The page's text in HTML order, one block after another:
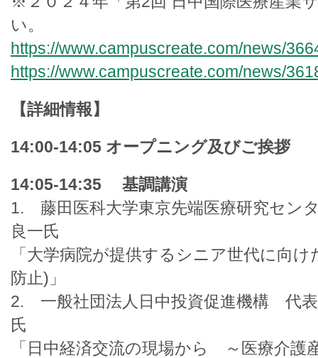
い。
https://www.campuscreate.com/news/
https://www.campuscreate.com/news/
【詳細情報】
14:00-14:05 オープニング及びご挨拶
14:05-14:35 基調講演
1. 藤田医科大学東京先端医療研究セ
良一氏
「大学病院が提供するシニア世代に向
防止)」
2. 一般社団法人日中投資促進機構 代
氏
「日中経済交流の現場から ～医療介護